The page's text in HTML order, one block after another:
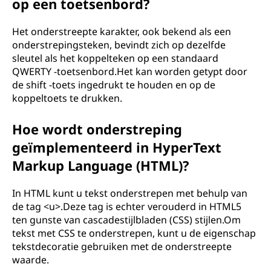
op een toetsenbord?
Het onderstreepte karakter, ook bekend als een
onderstrepingsteken, bevindt zich op dezelfde
sleutel als het koppelteken op een standaard
QWERTY -toetsenbord.Het kan worden getypt door
de shift -toets ingedrukt te houden en op de
koppeltoets te drukken.
Hoe wordt onderstreping
geïmplementeerd in HyperText
Markup Language (HTML)?
In HTML kunt u tekst onderstrepen met behulp van
de tag <u>.Deze tag is echter verouderd in HTML5
ten gunste van cascadestijlbladen (CSS) stijlen.Om
tekst met CSS te onderstrepen, kunt u de eigenschap
tekstdecoratie gebruiken met de onderstreepte
waarde.